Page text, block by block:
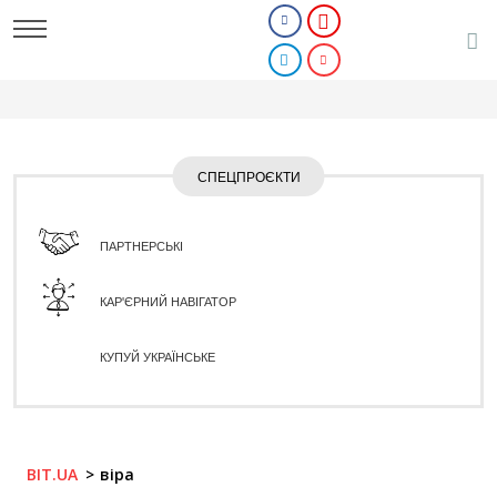
СПЕЦПРОЄКТИ
ПАРТНЕРСЬКІ
КАР'ЄРНИЙ НАВІГАТОР
КУПУЙ УКРАЇНСЬКЕ
BIT.UA віра